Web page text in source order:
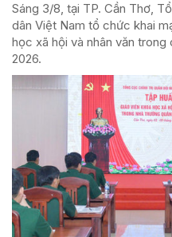
Sáng 3/8, tại TP. Cần Thơ,
dân Việt Nam tổ chức khai
học xã hội và nhân văn
2026.